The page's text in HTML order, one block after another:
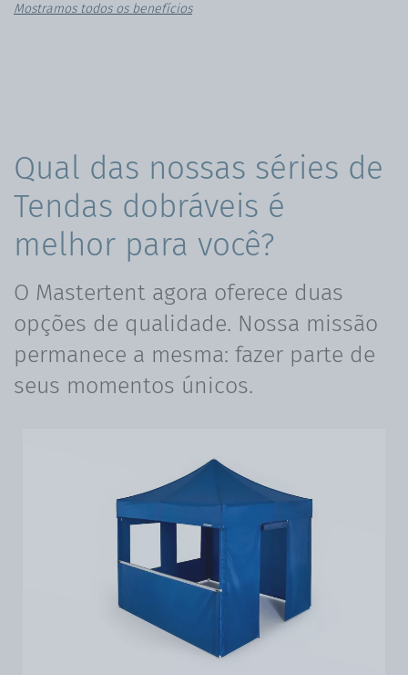
Mostramos todos os benefícios
Qual das nossas séries de
Tendas dobráveis é
melhor para você?
O Mastertent agora oferece duas
opções de qualidade. Nossa missão
permanece a mesma: fazer parte de
seus momentos únicos.